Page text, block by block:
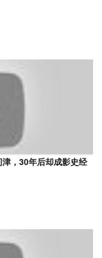
津，30年后却成影史经